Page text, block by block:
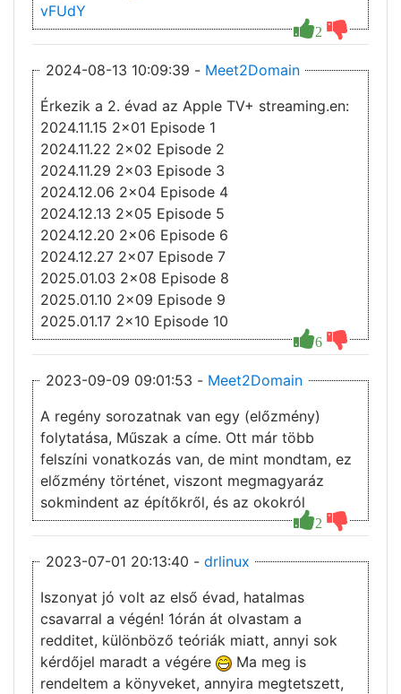
2
vFUdY
2024-08-13 10:09:39 - Meet2Domain
6
Érkezik a 2. évad az Apple TV+ streaming.en:
2024.11.15 2x01 Episode 1
2024.11.22 2x02 Episode 2
2024.11.29 2x03 Episode 3
2024.12.06 2x04 Episode 4
2024.12.13 2x05 Episode 5
2024.12.20 2x06 Episode 6
2024.12.27 2x07 Episode 7
2025.01.03 2x08 Episode 8
2025.01.10 2x09 Episode 9
2025.01.17 2x10 Episode 10
2023-09-09 09:01:53 - Meet2Domain
2
A regény sorozatnak van egy (előzmény)
folytatása, Műszak a címe. Ott már több
felszíni vonatkozás van, de mint mondtam, ez
előzmény történet, viszont megmagyaráz
sokmindent az építőkről, és az okokról
2023-07-01 20:13:40 - drlinux
Iszonyat jó volt az első évad, hatalmas
csavarral a végén! 1órán át olvastam a
redditet, különböző teóriák miatt, annyi sok
kérdőjel maradt a végére
Ma meg is
rendeltem a könyveket, annyira megtetszett,